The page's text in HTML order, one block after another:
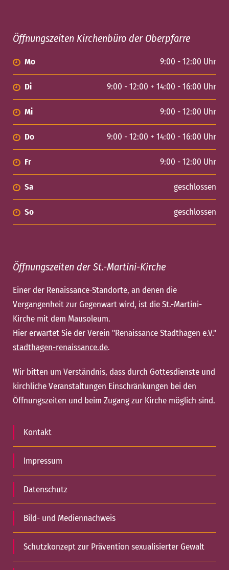
Öffnungszeiten Kirchenbüro der Oberpfarre
Mo 9:00 - 12:00 Uhr
Di 9:00 - 12:00 + 14:00 - 16:00 Uhr
Mi 9:00 - 12:00 Uhr
Do 9:00 - 12:00 + 14:00 - 16:00 Uhr
Fr 9:00 - 12:00 Uhr
Sa geschlossen
So geschlossen
Öffnungszeiten der St.-Martini-Kirche
Einer der Renaissance-Standorte, an denen die
Vergangenheit zur Gegenwart wird, ist die St.-Martini-
Kirche mit dem Mausoleum.
Hier erwartet Sie der Verein "Renaissance Stadthagen e.V."
stadthagen-renaissance.de.
Wir bitten um Verständnis, dass durch Gottesdienste und
kirchliche Veranstaltungen Einschränkungen bei den
Öffnungszeiten und beim Zugang zur Kirche möglich sind.
Kontakt
Impressum
Datenschutz
Bild- und Mediennachweis
Schutzkonzept zur Prävention sexualisierter Gewalt